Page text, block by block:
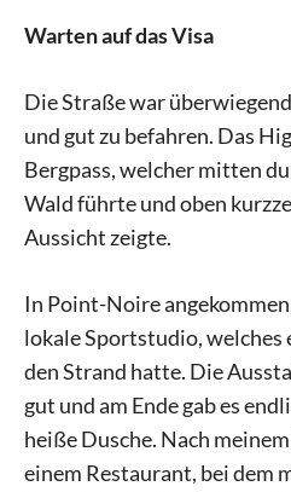
Warten auf das Visa
Die Straße war
und gut zu befahren. Das
Bergpass, welcher mitten
Wald führte und oben
Aussicht zeigte.
In Point-Noire
lokale Sportstudio, welches
den Strand hatte. Die
gut und am Ende gab es
heiße Dusche. Nach
einem Restaurant, bei dem